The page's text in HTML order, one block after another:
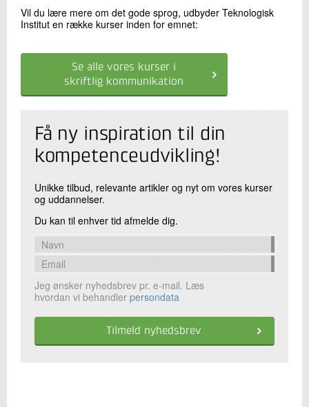
Vil du lære mere om det gode sprog, udbyder Teknologisk
Institut en række kurser inden for emnet:
Se alle vores kurser i
skriftlig kommunikation
Få ny inspiration til din
kompetenceudvikling!
Unikke tilbud, relevante artikler og nyt om vores kurser
og uddannelser.
Du kan til enhver tid afmelde dig.
Jeg ønsker nyhedsbrev pr. e-mail. Læs
hvordan vi behandler persondata